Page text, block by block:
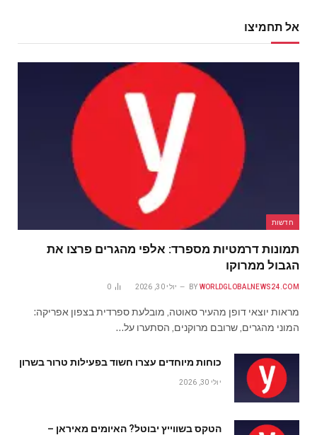
אל תחמיצו
חדשות
תמונות דרמטיות מספרד: אלפי מהגרים פרצו את
הגבול ממרוקו
BY WORLDGLOBALNEWS24.COM יולי 30, 2026 0
מראות יוצאי דופן מהעיר סאוטה, מובלעת ספרדית בצפון אפריקה:
המוני מהגרים, שרובם מרוקנים, הסתערו על…
כוחות מיוחדים עצרו חשוד בפעילות טרור בשרון
יולי 30, 2026
הטקס בשווייץ יבוטל? האיומים מאיראן –